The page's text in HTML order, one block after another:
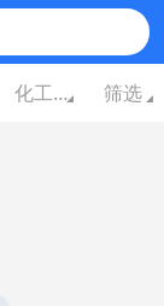
化工/能源 筛选